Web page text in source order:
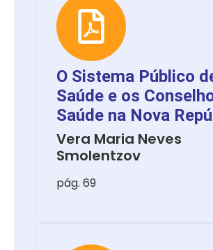
O Sistema Público
Saúde e os
Saúde na Nova
Vera Maria Neves
Smolentzov
pág. 69